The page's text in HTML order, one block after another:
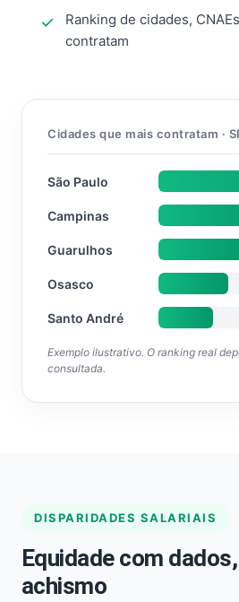
Ranking de cidades,
contratam
Cidades que mais contratam ·
São Paulo
Campinas
Guarulhos
Osasco
Santo André
Exemplo ilustrativo. O ranking real
consultada.
DISPARIDADES SALARIAIS
Equidade com
achismo